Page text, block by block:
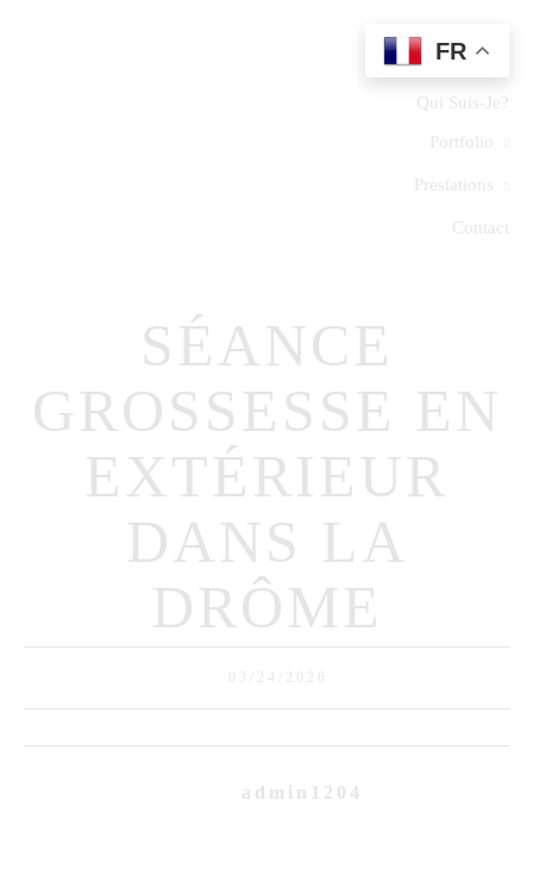
Home
Qui Suis-Je?
Portfolio
Prestations
Contact
SÉANCE
GROSSESSE EN
EXTÉRIEUR
DANS LA
DRÔME
03/24/2026
admin1204
FR